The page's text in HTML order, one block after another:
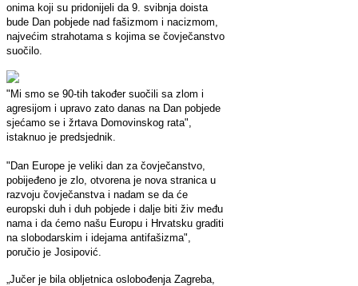
onima koji su pridonijeli da 9. svibnja doista
bude Dan pobjede nad fašizmom i nacizmom,
najvećim strahotama s kojima se čovječanstvo
suočilo.
"Mi smo se 90-tih također suočili sa zlom i
agresijom i upravo zato danas na Dan pobjede
sjećamo se i žrtava Domovinskog rata",
istaknuo je predsjednik.
"Dan Europe je veliki dan za čovječanstvo,
pobijeđeno je zlo, otvorena je nova stranica u
razvoju čovječanstva i nadam se da će
europski duh i duh pobjede i dalje biti živ među
nama i da ćemo našu Europu i Hrvatsku graditi
na slobodarskim i idejama antifašizma",
poručio je Josipović.
„Jučer je bila obljetnica oslobođenja Zagreba,